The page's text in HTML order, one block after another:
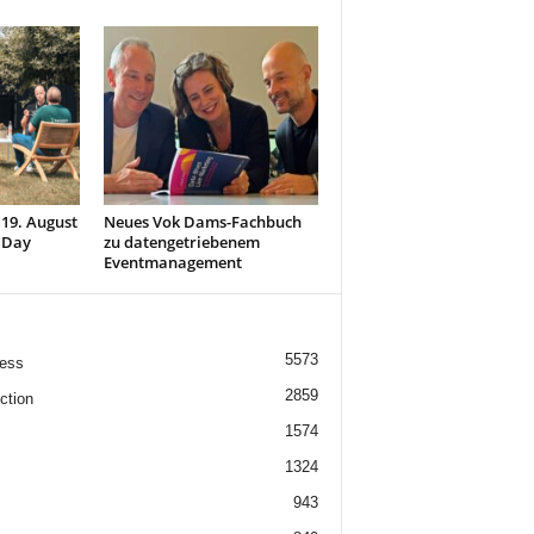
August
Neues Vok Dams-Fachbuch
zu datengetriebenem
Eventmanagement
5573
2859
1574
1324
943